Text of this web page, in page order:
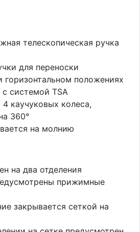
телескопическая ручка
для переноски
горизонтальном положениях
системой TSA
каучуковых колеса,
360°
на молнию
на два отделения
прижимные
закрывается сеткой на